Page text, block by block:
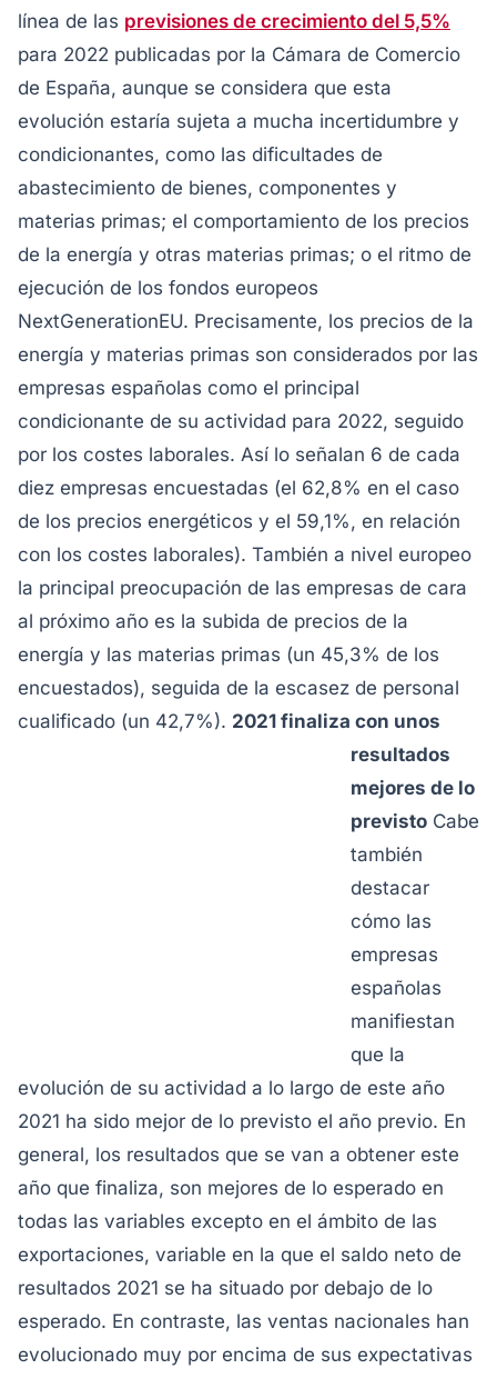
línea de las previsiones de crecimiento del 5,5%
para 2022 publicadas por la Cámara de Comercio
de España, aunque se considera que esta
evolución estaría sujeta a mucha incertidumbre y
condicionantes, como las dificultades de
abastecimiento de bienes, componentes y
materias primas; el comportamiento de los precios
de la energía y otras materias primas; o el ritmo de
ejecución de los fondos europeos
NextGenerationEU. Precisamente, los precios de la
energía y materias primas son considerados por las
empresas españolas como el principal
condicionante de su actividad para 2022, seguido
por los costes laborales. Así lo señalan 6 de cada
diez empresas encuestadas (el 62,8% en el caso
de los precios energéticos y el 59,1%, en relación
con los costes laborales). También a nivel europeo
la principal preocupación de las empresas de cara
al próximo año es la subida de precios de la
energía y las materias primas (un 45,3% de los
encuestados), seguida de la escasez de personal
cualificado (un 42,7%). 2021 finaliza con unos
resultados
mejores de lo
previsto Cabe
también
destacar
cómo las
empresas
españolas
manifiestan
que la
evolución de su actividad a lo largo de este año
2021 ha sido mejor de lo previsto el año previo. En
general, los resultados que se van a obtener este
año que finaliza, son mejores de lo esperado en
todas las variables excepto en el ámbito de las
exportaciones, variable en la que el saldo neto de
resultados 2021 se ha situado por debajo de lo
esperado. En contraste, las ventas nacionales han
evolucionado muy por encima de sus expectativas